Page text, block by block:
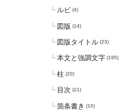
ルビ (4)
図版 (14)
図版タイトル (23)
本文と強調文字 (195)
柱 (20)
目次 (21)
箇条書き (10)